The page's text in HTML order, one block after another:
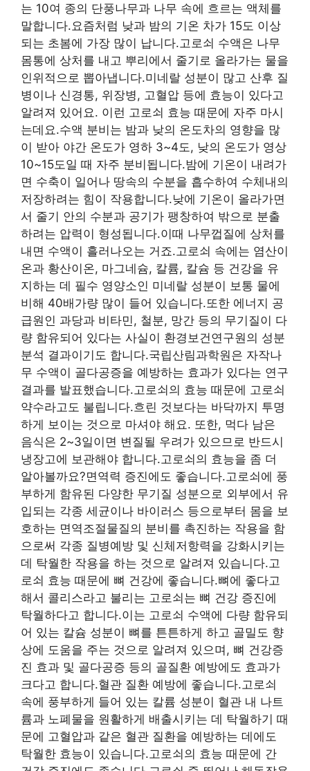
는 10여 종의 단풍나무과 나무 속에 흐르는 액체를
말합니다.요즘처럼 낮과 밤의 기온 차가 15도 이상
되는 초봄에 가장 많이 납니다.고로쇠 수액은 나무
몸통에 상처를 내고 뿌리에서 줄기로 올라가는 물을
인위적으로 뽑아냅니다.미네랄 성분이 많고 산후 질
병이나 신경통, 위장병, 고혈압 등에 효능이 있다고
알려져 있어요. 이런 고로쇠 효능 때문에 자주 마시
는데요.수액 분비는 밤과 낮의 온도차의 영향을 많
이 받아 야간 온도가 영하 3~4도, 낮의 온도가 영상
10~15도일 때 자주 분비됩니다.밤에 기온이 내려가
면 수축이 일어나 땅속의 수분을 흡수하여 수체내의
저장하려는 힘이 작용합니다.낮에 기온이 올라가면
서 줄기 안의 수분과 공기가 팽창하여 밖으로 분출
하려는 압력이 형성됩니다.이때 나무껍질에 상처를
내면 수액이 흘러나오는 거죠.고로쇠 속에는 염산이
온과 황산이온, 마그네슘, 칼륨, 칼슘 등 건강을 유
지하는 데 필수 영양소인 미네랄 성분이 보통 물에
비해 40배가량 많이 들어 있습니다.또한 에너지 공
급원인 과당과 비타민, 철분, 망간 등의 무기질이 다
량 함유되어 있다는 사실이 환경보건연구원의 성분
분석 결과이기도 합니다.국립산림과학원은 자작나
무 수액이 골다공증을 예방하는 효과가 있다는 연구
결과를 발표했습니다.고로쇠의 효능 때문에 고로쇠
약수라고도 불립니다.흐린 것보다는 바닥까지 투명
하게 보이는 것으로 마셔야 해요. 또한, 먹다 남은
음식은 2~3일이면 변질될 우려가 있으므로 반드시
냉장고에 보관해야 합니다.고로쇠의 효능을 좀 더
알아볼까요?면역력 증진에도 좋습니다.고로쇠에 풍
부하게 함유된 다양한 무기질 성분으로 외부에서 유
입되는 각종 세균이나 바이러스 등으로부터 몸을 보
호하는 면역조절물질의 분비를 촉진하는 작용을 함
으로써 각종 질병예방 및 신체저항력을 강화시키는
데 탁월한 작용을 하는 것으로 알려져 있습니다.고
로쇠 효능 때문에 뼈 건강에 좋습니다.뼈에 좋다고
해서 콜리스라고 불리는 고로쇠는 뼈 건강 증진에
탁월하다고 합니다.이는 고로쇠 수액에 다량 함유되
어 있는 칼슘 성분이 뼈를 튼튼하게 하고 골밀도 향
상에 도움을 주는 것으로 알려져 있으며, 뼈 건강증
진 효과 및 골다공증 등의 골질환 예방에도 효과가
크다고 합니다.혈관 질환 예방에 좋습니다.고로쇠
속에 풍부하게 들어 있는 칼륨 성분이 혈관 내 나트
륨과 노폐물을 원활하게 배출시키는 데 탁월하기 때
문에 고혈압과 같은 혈관 질환을 예방하는 데에도
탁월한 효능이 있습니다.고로쇠의 효능 때문에 간